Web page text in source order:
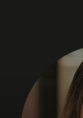
Til
Til hele
Til